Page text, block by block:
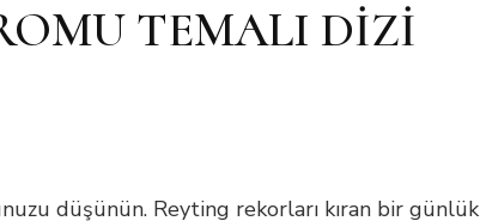
TEMALI DİZİ
düşünün. Reyting rekorları kıran bir günlük